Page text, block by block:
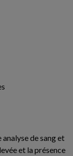
de sang et
et la présence